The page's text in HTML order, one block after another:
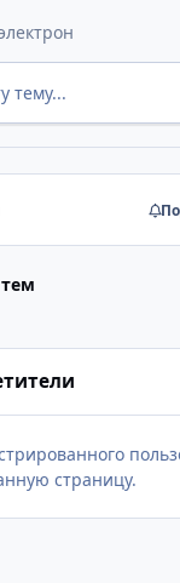
тему...
страницу.